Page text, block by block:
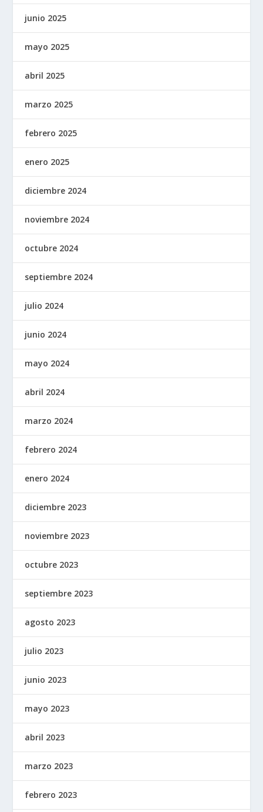
junio 2025
mayo 2025
abril 2025
marzo 2025
febrero 2025
enero 2025
diciembre 2024
noviembre 2024
octubre 2024
septiembre 2024
julio 2024
junio 2024
mayo 2024
abril 2024
marzo 2024
febrero 2024
enero 2024
diciembre 2023
noviembre 2023
octubre 2023
septiembre 2023
agosto 2023
julio 2023
junio 2023
mayo 2023
abril 2023
marzo 2023
febrero 2023